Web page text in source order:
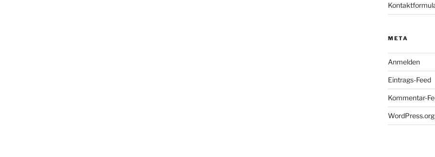
META
Anmelden
Eintrags-Feed
Kommentar-
WordPress.org